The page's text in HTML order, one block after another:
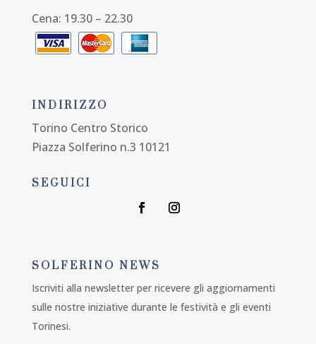
Cena: 19.30 – 22.30
INDIRIZZO
Torino Centro Storico
Piazza Solferino n.3 10121
SEGUICI
SOLFERINO NEWS
Iscriviti alla newsletter per ricevere gli aggiornamenti
sulle nostre iniziative durante le festività e gli eventi
Torinesi.